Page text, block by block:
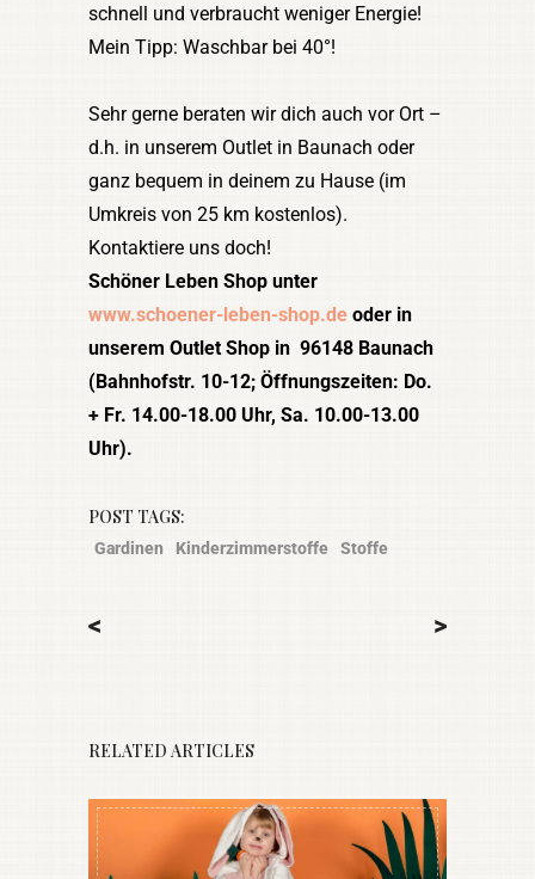
schnell und verbraucht weniger Energie!
Mein Tipp: Waschbar bei 40°!
Sehr gerne beraten wir dich auch vor Ort –
d.h. in unserem Outlet in Baunach oder
ganz bequem in deinem zu Hause (im
Umkreis von 25 km kostenlos).
Kontaktiere uns doch!
Schöner Leben Shop unter
www.schoener-leben-shop.de oder in
unserem Outlet Shop in 96148 Baunach
(Bahnhofstr. 10-12; Öffnungszeiten: Do.
+ Fr. 14.00-18.00 Uhr, Sa. 10.00-13.00
Uhr).
POST TAGS:
Gardinen Kinderzimmerstoffe Stoffe
< >
RELATED ARTICLES